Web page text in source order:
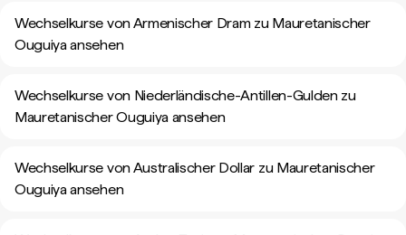
Wechselkurse von Armenischer Dram zu Mauretanischer
Ouguiya ansehen
Wechselkurse von Niederländische-Antillen-Gulden zu
Mauretanischer Ouguiya ansehen
Wechselkurse von Australischer Dollar zu Mauretanischer
Ouguiya ansehen